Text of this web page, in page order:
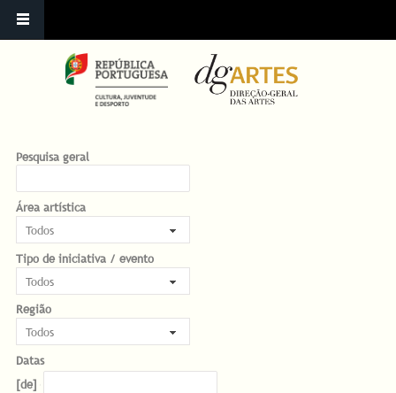
Pesquisa geral
Área artística
Tipo de iniciativa / evento
Região
Datas
Datas
Date